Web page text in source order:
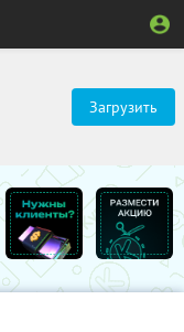
Загрузить